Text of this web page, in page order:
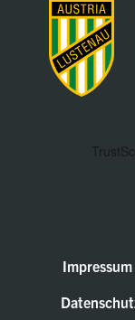
Impressum